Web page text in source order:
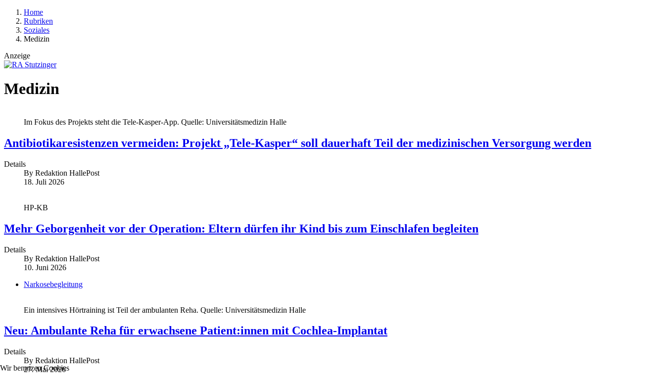
Home
Rubriken
Soziales
Medizin
Anzeige
Medizin
Im Fokus des Projekts steht die Tele-Kasper-App. Quelle: Universitätsmedizin Halle
Antibiotikaresistenzen vermeiden: Projekt „Tele-Kasper“ soll dauerhaft Teil der medizinischen Versorgung werden
Details
By Redaktion HallePost
18. Juli 2026
HP-KB
Mehr Geborgenheit vor der Operation: Eltern dürfen ihr Kind bis zum Einschlafen begleiten
Details
By Redaktion HallePost
10. Juni 2026
Narkosebegleitung
Ein intensives Hörtraining ist Teil der ambulanten Reha. Quelle: Universitätsmedizin Halle
Neu: Ambulante Reha für erwachsene Patient:innen mit Cochlea-Implantat
Details
By Redaktion HallePost
27. Mai 2026
Wir benutzen Cookies